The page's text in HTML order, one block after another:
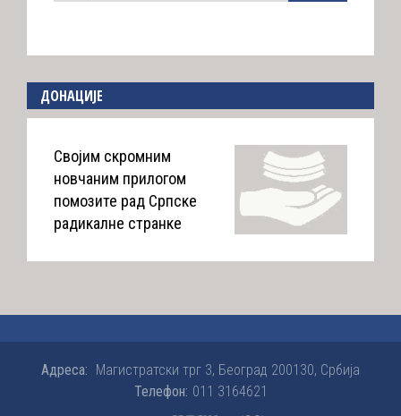
ДОНАЦИЈЕ
Својим скромним
новчаним прилогом
помозите рад Српске
радикалне странке
Адреса: Магистратски трг 3, Београд 200130, Србија
Телефон: 011 3164621